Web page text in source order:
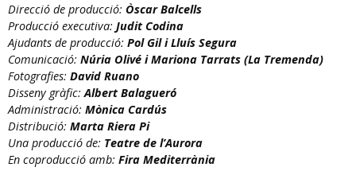
Direcció de producció: Òscar Balcells
Producció executiva: Judit Codina
Ajudants de producció: Pol Gil i Lluís Segura
Comunicació: Núria Olivé i Mariona Tarrats (La Tremenda)
Fotografies: David Ruano
Disseny gràfic: Albert Balagueró
Administració: Mònica Cardús
Distribució: Marta Riera Pi
Una producció de: Teatre de l’Aurora
En coproducció amb: Fira Mediterrània